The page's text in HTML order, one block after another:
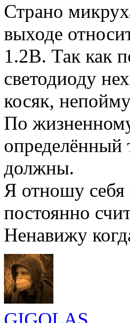
Страно
выходе
1.2В. Так как
светодиоду
косяк,
По
определённый
должны.
Я отношу
постоянно
Ненавижу